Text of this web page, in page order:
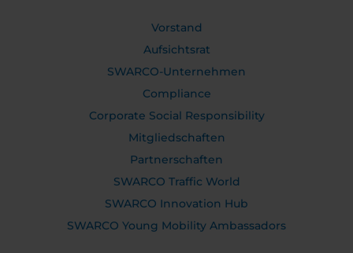
Vorstand
Aufsichtsrat
SWARCO-Unternehmen
Compliance
Corporate Social Responsibility
Mitgliedschaften
Partnerschaften
SWARCO Traffic World
SWARCO Innovation Hub
SWARCO Young Mobility Ambassadors